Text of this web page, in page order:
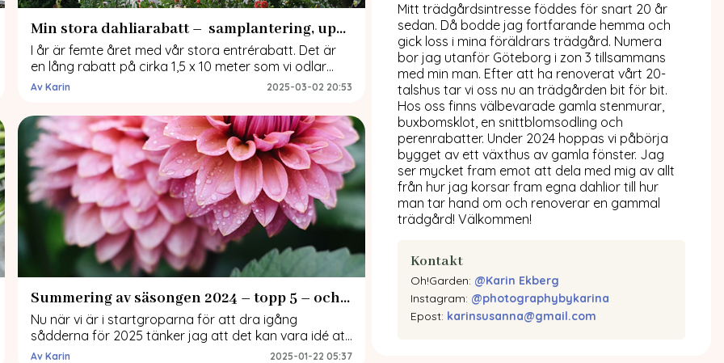
Min stora dahliarabatt – samplantering, uppbindning och gödning
I år är femte året med vår stora entrérabatt. Det är
en lång rabatt på cirka 1,5 x 10 meter som vi odlar
dahlior och/eller sommarblommor i varje år. I det här
den skiftat genom åren. Jag tipsar också om
sommarblommor som är fina att plantera […]
2025-03-02 20:53
Av Karin
Summering av säsongen 2024 – topp 5 – och tankar inför 2025
Nu när vi är i startgroparna för att dra igång
sådderna för 2025 tänker jag att det kan vara idé att
summera odlingssäsongen 2024. Vad blev bra/bäst
2025-01-22 05:37
Av Karin
Mitt trädgårdsintresse föddes för snart 20 år
sedan. Då bodde jag fortfarande hemma och
gick loss i mina föräldrars trädgård. Numera
bor jag utanför Göteborg i zon 3 tillsammans
med min man. Efter att ha renoverat vårt 20-
talshus tar vi oss nu an trädgården bit för bit.
Hos oss finns välbevarade gamla stenmurar,
buxbomsklot, en snittblomsodling och
perenrabatter. Under 2024 hoppas vi påbörja
bygget av ett växthus av gamla fönster. Jag
ser mycket fram emot att dela med mig av allt
från hur jag korsar fram egna dahlior till hur
man tar hand om och renoverar en gammal
trädgård! Välkommen!
Kontakt
Oh!Garden: @Karin Ekberg
Instagram: @photographybykarina
Epost: karinsusanna@gmail.com